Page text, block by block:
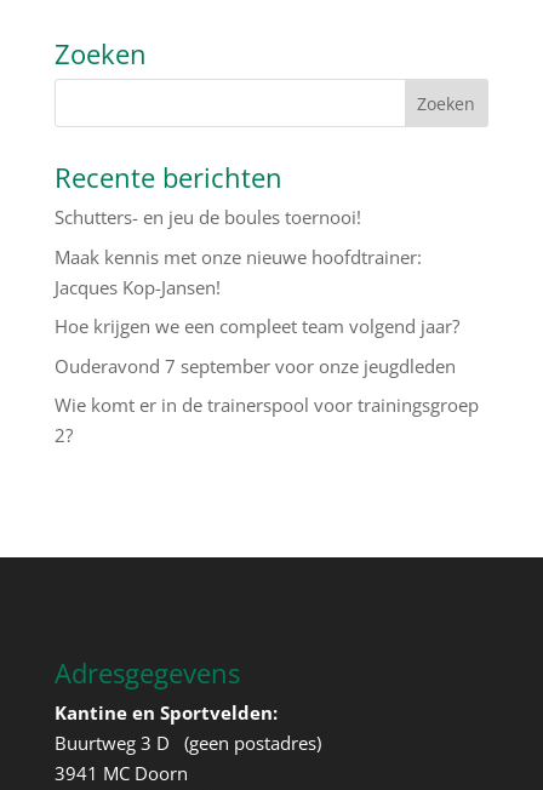
Zoeken
Recente berichten
Schutters- en jeu de boules toernooi!
Maak kennis met onze nieuwe hoofdtrainer:
Jacques Kop-Jansen!
Hoe krijgen we een compleet team volgend jaar?
Ouderavond 7 september voor onze jeugdleden
Wie komt er in de trainerspool voor trainingsgroep
2?
Adresgegevens
Kantine en Sportvelden:
Buurtweg 3 D (geen postadres)
3941 MC Doorn